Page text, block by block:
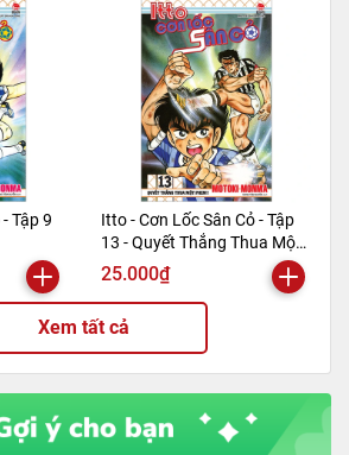
Tập 9
Itto - Cơn Lốc Sân Cỏ - Tập
13 - Quyết Thắng Thua Một
Phen!! (Tái Bản 2024)
25.000₫
Xem tất cả